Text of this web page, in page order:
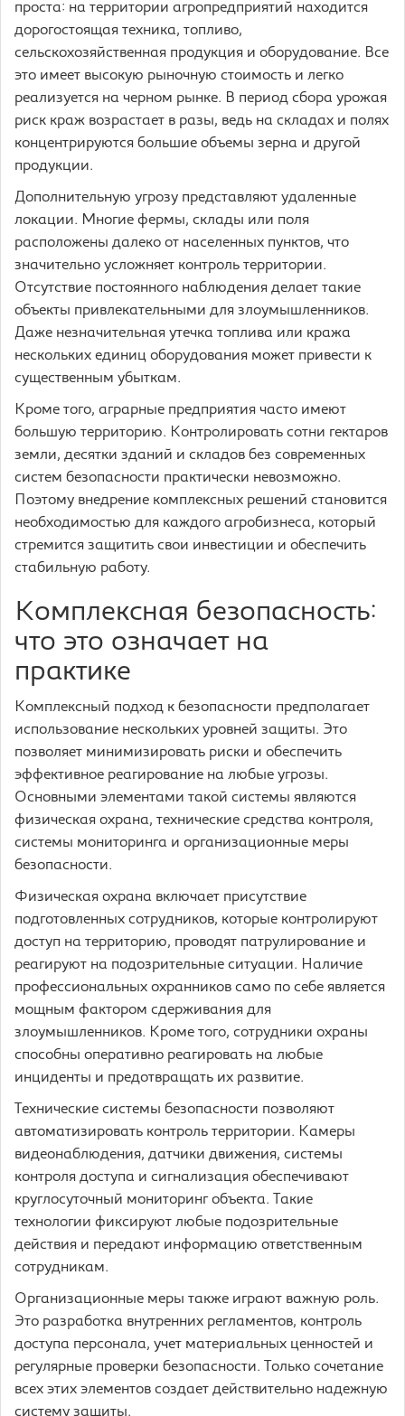
проста: на территории агропредприятий находится
дорогостоящая техника, топливо,
сельскохозяйственная продукция и оборудование. Все
это имеет высокую рыночную стоимость и легко
реализуется на черном рынке. В период сбора урожая
риск краж возрастает в разы, ведь на складах и полях
концентрируются большие объемы зерна и другой
продукции.
Дополнительную угрозу представляют удаленные
локации. Многие фермы, склады или поля
расположены далеко от населенных пунктов, что
значительно усложняет контроль территории.
Отсутствие постоянного наблюдения делает такие
объекты привлекательными для злоумышленников.
Даже незначительная утечка топлива или кража
нескольких единиц оборудования может привести к
существенным убыткам.
Кроме того, аграрные предприятия часто имеют
большую территорию. Контролировать сотни гектаров
земли, десятки зданий и складов без современных
систем безопасности практически невозможно.
Поэтому внедрение комплексных решений становится
необходимостью для каждого агробизнеса, который
стремится защитить свои инвестиции и обеспечить
стабильную работу.
Комплексная безопасность:
что это означает на
практике
Комплексный подход к безопасности предполагает
использование нескольких уровней защиты. Это
позволяет минимизировать риски и обеспечить
эффективное реагирование на любые угрозы.
Основными элементами такой системы являются
физическая охрана, технические средства контроля,
системы мониторинга и организационные меры
безопасности.
Физическая охрана включает присутствие
подготовленных сотрудников, которые контролируют
доступ на территорию, проводят патрулирование и
реагируют на подозрительные ситуации. Наличие
профессиональных охранников само по себе является
мощным фактором сдерживания для
злоумышленников. Кроме того, сотрудники охраны
способны оперативно реагировать на любые
инциденты и предотвращать их развитие.
Технические системы безопасности позволяют
автоматизировать контроль территории. Камеры
видеонаблюдения, датчики движения, системы
контроля доступа и сигнализация обеспечивают
круглосуточный мониторинг объекта. Такие
технологии фиксируют любые подозрительные
действия и передают информацию ответственным
сотрудникам.
Организационные меры также играют важную роль.
Это разработка внутренних регламентов, контроль
доступа персонала, учет материальных ценностей и
регулярные проверки безопасности. Только сочетание
всех этих элементов создает действительно надежную
систему защиты.